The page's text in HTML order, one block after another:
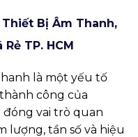
Bị Âm Thanh,
TP. HCM
là một yếu tố
công của
vai trò quan
lượng, tần số và hiệu